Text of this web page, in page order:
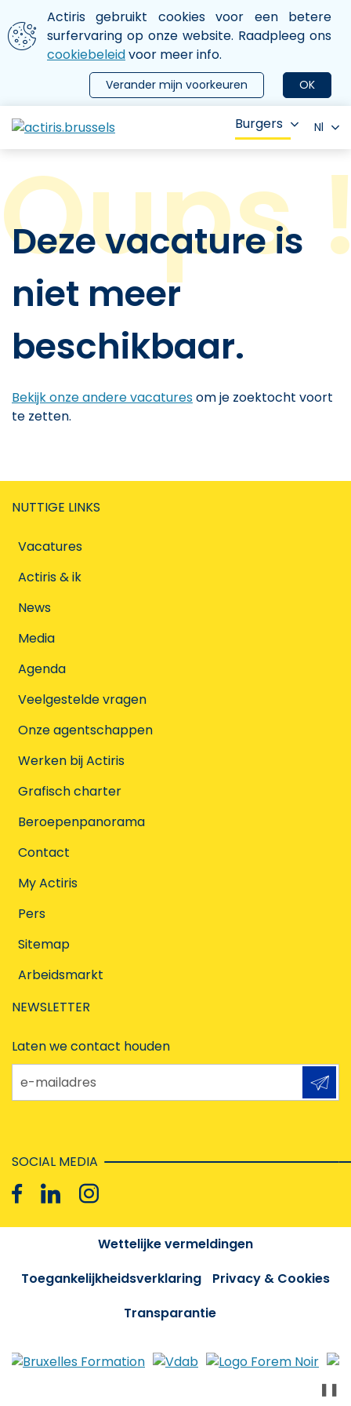
Aller au contenu principal
We gebruiken cookies
Actiris gebruikt cookies voor een betere
surfervaring op onze website. Raadpleeg ons
cookiebeleidvoor meer info.
OK
Verander mijn voorkeuren
le menu
Burgers Nl
Deze vacature is
niet meer
beschikbaar.
Bekijk onze andere vacaturesom je zoektocht voort
te zetten.
NUTTIGE LINKS
Vacatures
Actiris & ik
News
Media
Agenda
Veelgestelde vragen
Onze agentschappen
Werken bij Actiris
Grafisch charter
Beroepenpanorama
Contact
My Actiris
Pers
Sitemap
Arbeidsmarkt
NEWSLETTER
Laten we contact houden
e-mailadres
SOCIAL MEDIA
Wettelijke vermeldingen
Toegankelijkheidsverklaring
Privacy & Cookies
Transparantie
❚❚